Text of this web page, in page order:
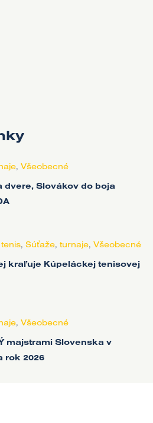
, Všeobecné
Slovákov do boja
, Súťaže, turnaje, Všeobecné
kraľuje Kúpeláckej tenisovej
, Všeobecné
majstrami Slovenska v
rok 2026